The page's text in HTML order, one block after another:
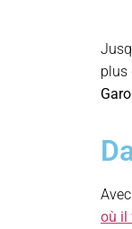
plus
où il